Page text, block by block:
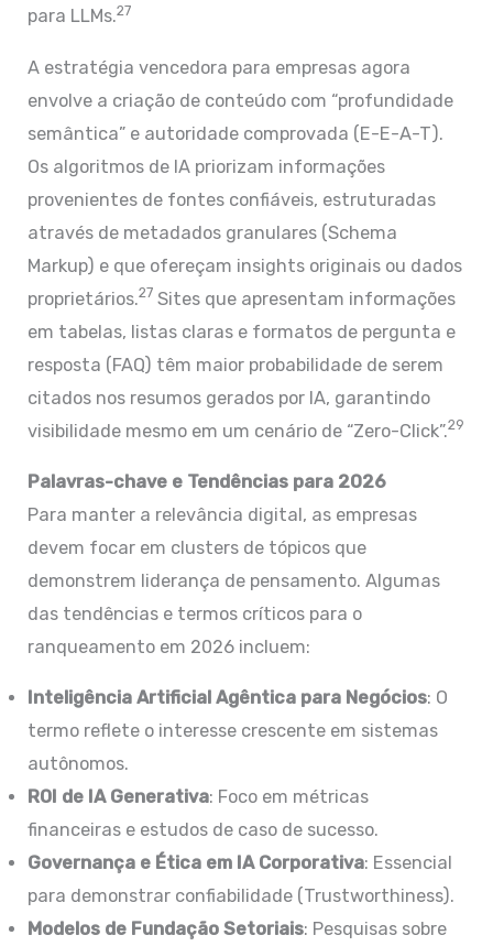
para LLMs.27
A estratégia vencedora para empresas agora
envolve a criação de conteúdo com “profundidade
semântica” e autoridade comprovada (E-E-A-T).
Os algoritmos de IA priorizam informações
provenientes de fontes confiáveis, estruturadas
através de metadados granulares (Schema
Markup) e que ofereçam insights originais ou dados
proprietários.27 Sites que apresentam informações
em tabelas, listas claras e formatos de pergunta e
resposta (FAQ) têm maior probabilidade de serem
citados nos resumos gerados por IA, garantindo
visibilidade mesmo em um cenário de “Zero-Click”.29
Palavras-chave e Tendências para 2026
Para manter a relevância digital, as empresas
devem focar em clusters de tópicos que
demonstrem liderança de pensamento. Algumas
das tendências e termos críticos para o
ranqueamento em 2026 incluem:
Inteligência Artificial Agêntica para Negócios: O
termo reflete o interesse crescente em sistemas
autônomos.
ROI de IA Generativa: Foco em métricas
financeiras e estudos de caso de sucesso.
Governança e Ética em IA Corporativa: Essencial
para demonstrar confiabilidade (Trustworthiness).
Modelos de Fundação Setoriais: Pesquisas sobre